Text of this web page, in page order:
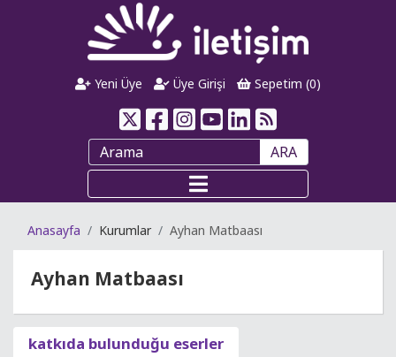
Yeni Üye Üye Girişi Sepetim (0)
ARA
Anasayfa Kurumlar Ayhan Matbaası
Ayhan Matbaası
katkıda bulunduğu eserler